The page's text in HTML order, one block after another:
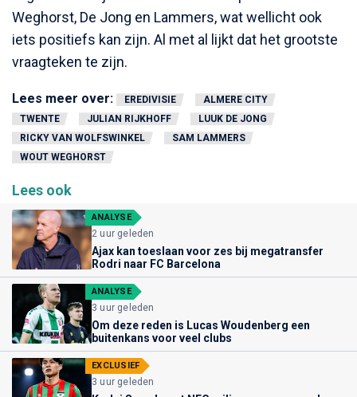
Weghorst, De Jong en Lammers, wat wellicht ook
iets positiefs kan zijn. Al met al lijkt dat het grootste
vraagteken te zijn.
Lees meer over: EREDIVISIE
ALMERE CITY
TWENTE
JULIAN RIJKHOFF
LUUK DE JONG
RICKY VAN WOLFSWINKEL
SAM LAMMERS
WOUT WEGHORST
Lees ook
ANALYSE
2 uur geleden
Ajax kan toeslaan voor zes bij megatransfer
Rodri naar FC Barcelona
ANALYSE
3 uur geleden
Om deze reden is Lucas Woudenberg een
buitenkans voor veel clubs
EXCLUSIEF
3 uur geleden